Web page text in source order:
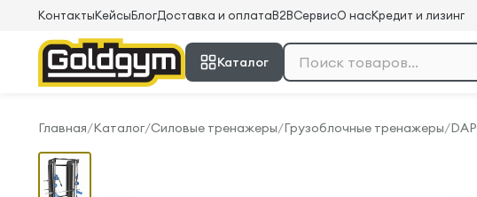
КонтактыКейсыБлогДоставка и оплатаB2BСервисО насКредит и лизинг
Каталог
Главная/Каталог/Силовые тренажеры/Грузоблочные тренажеры/DAP